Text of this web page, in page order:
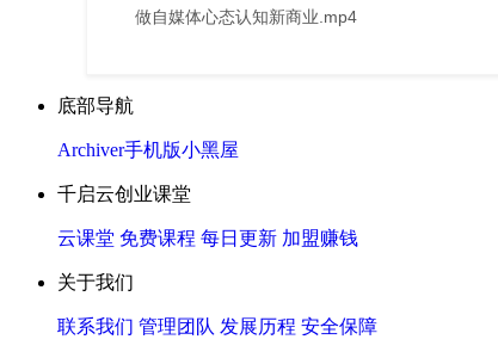
做自媒体心态认知新商业.mp4
底部导航
Archiver手机版小黑屋
千启云创业课堂
云课堂 免费课程 每日更新 加盟赚钱
关于我们
联系我们 管理团队 发展历程 安全保障